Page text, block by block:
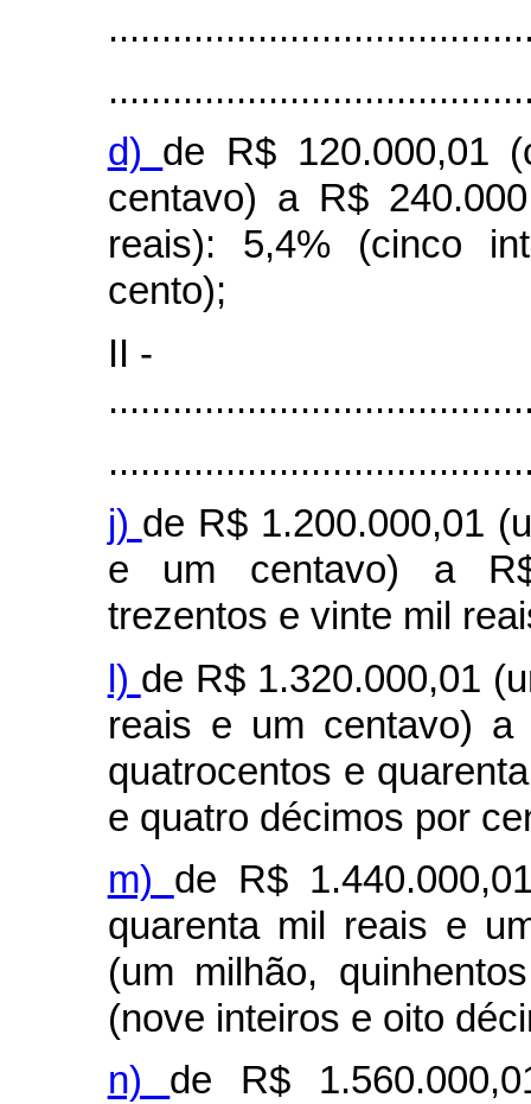
d) de R$ 120.000,01
centavo) a R$
reais): 5,4% (cinco
cento);
II -
j) de R$ 1.200.000,01
e um centavo) a
trezentos e vinte mil
l) de R$ 1.320.000,01
reais e um centavo) a
quatrocentos e
e quatro décimos por
m) de R$
quarenta mil reais e
(um milhão,
(nove inteiros e oito
n) de R$